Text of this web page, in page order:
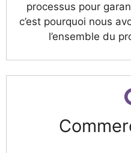
processus pour
c’est pourquoi nous
l’ensemble du